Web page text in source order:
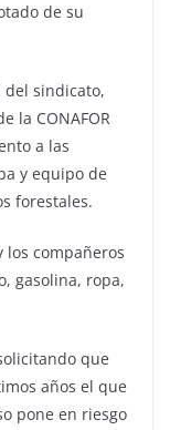
de su
del sindicato,
la CONAFOR
a las
y equipo de
forestales.
los compañeros
gasolina, ropa,
que
años el que
pone en riesgo